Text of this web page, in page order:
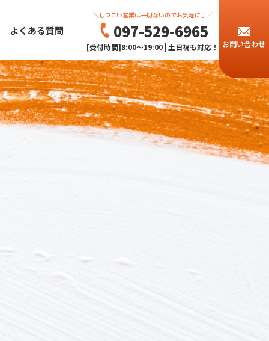
よくある質問
＼しつこい営業は一切ないのでお気軽に♪／
097-529-6965
[受付時間]8:00～19:00 | 土日祝も対応！ お問い合わせ